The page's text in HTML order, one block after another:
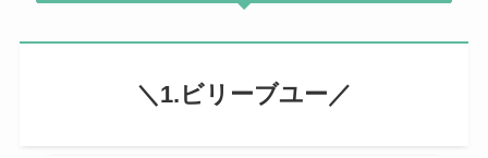
＼1.ビリーブユー／